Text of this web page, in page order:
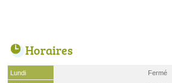
Horaires
Lundi
Fermé